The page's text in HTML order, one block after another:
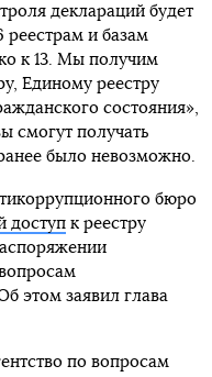
деклараций будет
реестрам и базам
к 13. Мы получим
Единому реестру
состояния»,
смогут получать
было невозможно.
бюро
доступк реестру
этом заявил глава
по вопросам